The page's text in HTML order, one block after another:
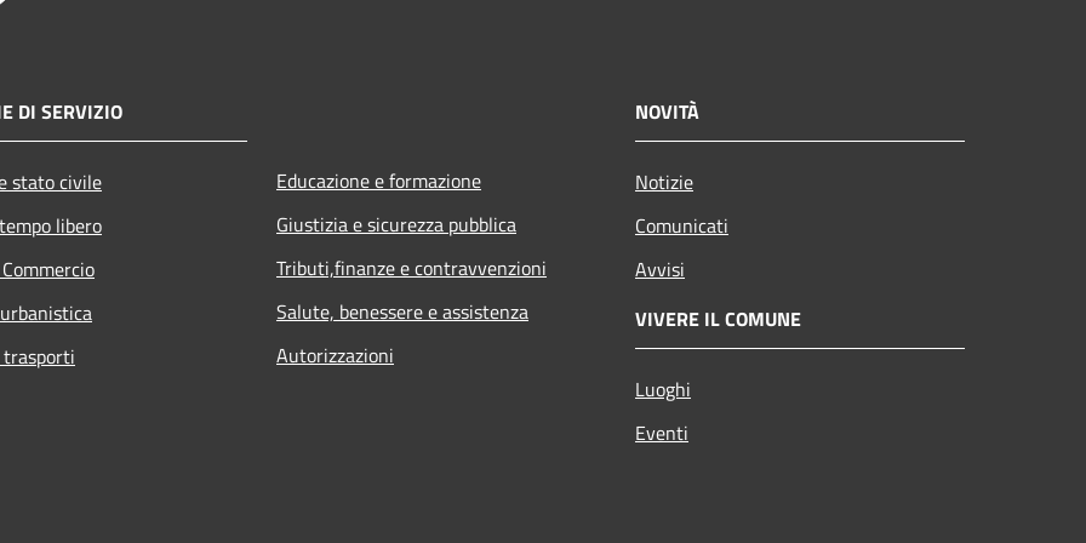
DI SERVIZIO
stato civile
libero
Educazione e formazione
Giustizia e sicurezza pubblica
Tributi,finanze e contravvenzioni
Salute, benessere e assistenza
Autorizzazioni
NOVITÀ
Notizie
Comunicati
Avvisi
VIVERE IL COMUNE
Luoghi
Eventi